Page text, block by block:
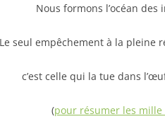
Nous formons l’océan
Le seul empêchement à la pleine
c’est celle qui la tue dans
(pour résumer les mille